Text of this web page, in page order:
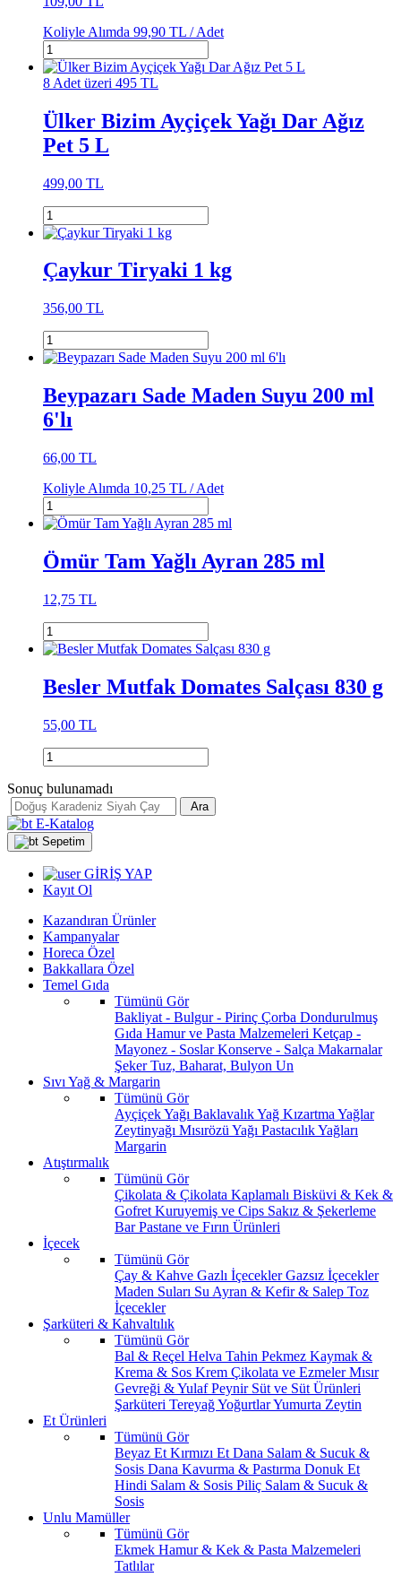
Koliyle Alımda 99,90 TL /Adet
8 Adet üzeri 495 TL
Ülker Bizim Ayçiçek Yağı Dar Ağız
Pet 5 L
499,00 TL
Çaykur Tiryaki 1 kg
356,00 TL
Beypazarı Sade Maden Suyu 200 ml
6'lı
66,00 TL
Koliyle Alımda 10,25 TL /Adet
Ömür Tam Yağlı Ayran 285 ml
12,75 TL
Besler Mutfak Domates Salçası 830 g
55,00 TL
Sonuç bulunamadı
Ara
E-Katalog
Sepetim
GİRİŞ YAP
Kayıt Ol
Kazandıran Ürünler
Kampanyalar
Horeca Özel
Bakkallara Özel
Temel Gıda
Tümünü Gör
Bakliyat - Bulgur - Pirinç Çorba Dondurulmuş
Gıda Hamur ve Pasta Malzemeleri Ketçap -
Mayonez - SoslarKonserve - Salça Makarnalar
ŞekerTuz, Baharat, Bulyon Un
Sıvı Yağ & Margarin
Tümünü Gör
Ayçiçek Yağı Baklavalık Yağ Kızartma Yağlar
Zeytinyağı Mısırözü Yağı Pastacılık Yağları
Margarin
Atıştırmalık
Tümünü Gör
Çikolata & Çikolata Kaplamalı Bisküvi & Kek &
Gofret Kuruyemiş ve Cips Sakız & Şekerleme
BarPastane ve Fırın Ürünleri
İçecek
Tümünü Gör
Çay & Kahve Gazlı İçeceklerGazsız İçecekler
Maden Suları Su Ayran & Kefir & Salep Toz
İçecekler
Şarküteri & Kahvaltılık
Tümünü Gör
Bal & Reçel Helva Tahin Pekmez Kaymak &
Krema & Sos Krem Çikolata ve EzmelerMısır
Gevreği & YulafPeynir Süt ve Süt Ürünleri
Şarküteri TereyağYoğurtlarYumurta Zeytin
Et Ürünleri
Tümünü Gör
Beyaz Et Kırmızı Et Dana Salam & Sucuk &
Sosis Dana Kavurma & Pastırma Donuk Et
Hindi Salam & Sosis Piliç Salam & Sucuk &
Sosis
Unlu Mamüller
Tümünü Gör
Ekmek Hamur & Kek & Pasta Malzemeleri
Tatlılar